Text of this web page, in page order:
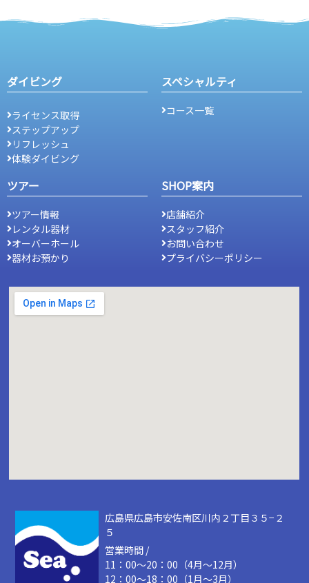
ダイビング
ライセンス取得
ステップアップ
リフレッシュ
体験ダイビング
スペシャルティ
コース一覧
ツアー
ツアー情報
レンタル器材
オーバーホール
器材お預かり
SHOP案内
店舗紹介
スタッフ紹介
お問い合わせ
プライバシーポリシー
広島県広島市安佐南区川内２丁目３５−２
５
営業時間 /
11：00～20：00（4月～12月）
12：00～18：00（1月～3月）